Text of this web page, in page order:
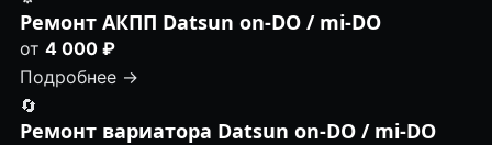
Ремонт АКПП Datsun on-DO / mi-DO
от 4 000 ₽
Подробнее →
🔄
Ремонт вариатора Datsun on-DO / mi-DO